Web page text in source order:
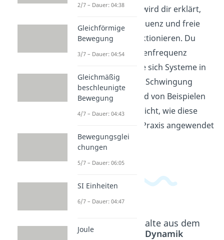
In diesem Video wird dir erklärt,
wie die Eigenfrequenz und freie
Schwingung funktionieren. Du
erfährst, was Eigenfrequenz
bedeutet und wie sich Systeme in
ihrer natürlichen Schwingung
verhalten. Anhand von Beispielen
wird veranschaulicht, wie diese
Konzepte in der Praxis angewendet
werden.
Beliebte Inhalte aus dem
Dynamik
2/7 – Dauer: 04:38
Gleichförmige
Bewegung
3/7 – Dauer: 04:54
Gleichmäßig
beschleunigte
Bewegung
4/7 – Dauer: 04:43
Bewegungsglei
chungen
5/7 – Dauer: 06:05
SI Einheiten
6/7 – Dauer: 04:47
Joule